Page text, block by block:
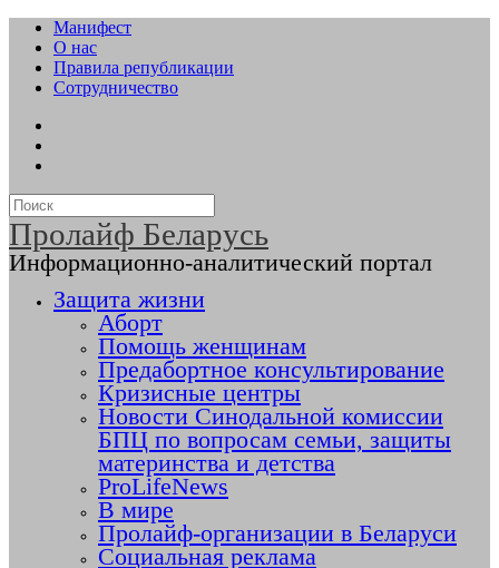
Манифест
О нас
Правила републикации
Сотрудничество
Пролайф Беларусь
Информационно-аналитический портал
Защита жизни
Аборт
Помощь женщинам
Предабортное консультирование
Кризисные центры
Новости Синодальной комиссии
БПЦ по вопросам семьи, защиты
материнства и детства
ProLifeNews
В мире
Пролайф-организации в Беларуси
Социальная реклама